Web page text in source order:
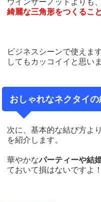
ウインザーノットよりも
綺麗な三角形をつくるこ
ビジネスシーンで使えま
してもカッコイイと思いま
おしゃれなネクタイ
次に、基本的な結び方よ
を紹介します。
華やかなパーティーや結
ておいて損はないですよ！